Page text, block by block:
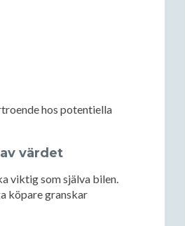
hos potentiella
värdet
viktig som själva bilen.
köpare granskar